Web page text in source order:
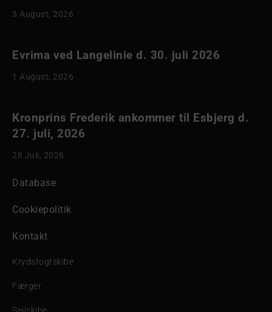
3 August, 2026
Evrima ved Langelinie d. 30. juli 2026
1 August, 2026
Kronprins Frederik ankommer til Esbjerg d.
27. juli, 2026
28 Juli, 2026
Database
Cookiepolitik
Kontakt
Krydstogtskibe
Færger